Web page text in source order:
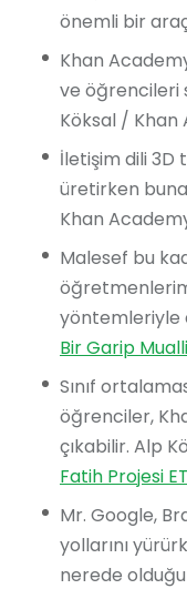
önemli bir
Khan
ve öğrencileri
Köksal / Khan
İletişim dili 3D
üretirken
Khan
Malesef bu
yöntemleriyle
Bir Garip
Sınıf
öğrenciler,
çıkabilir. Alp
Fatih Projesi
Mr. Google,
yollarını
nerede